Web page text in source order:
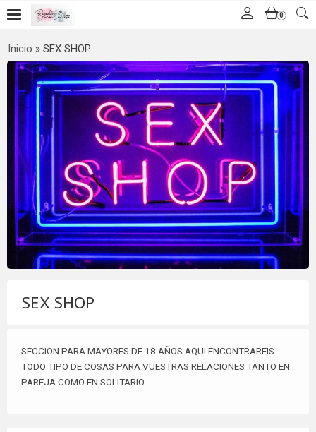
0
Inicio » SEX SHOP
SEX SHOP
SECCION PARA MAYORES DE 18 AÑOS.AQUI ENCONTRAREIS
TODO TIPO DE COSAS PARA VUESTRAS RELACIONES TANTO EN
PAREJA COMO EN SOLITARIO.